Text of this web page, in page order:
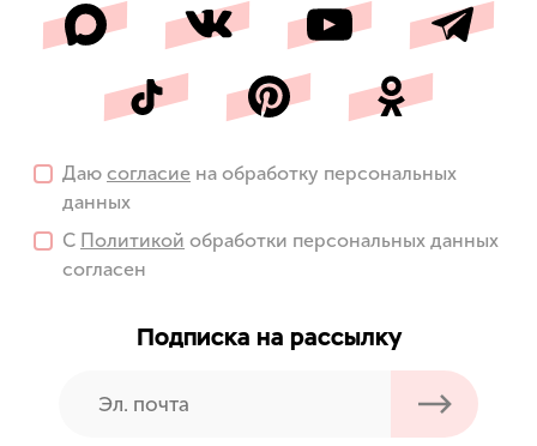
Даю согласие на обработку персональных
данных
С Политикой обработки персональных данных
согласен
Подписка на рассылку